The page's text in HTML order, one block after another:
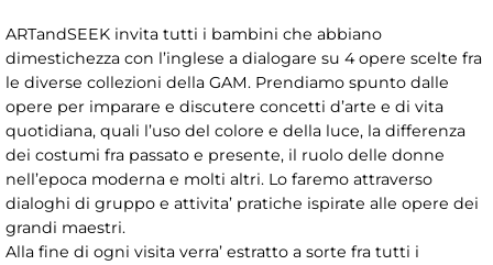
ARTandSEEK invita tutti i bambini che abbiano
dimestichezza con l’inglese a dialogare su 4 opere scelte fra
le diverse collezioni della GAM. Prendiamo spunto dalle
opere per imparare e discutere concetti d’arte e di vita
quotidiana, quali l’uso del colore e della luce, la differenza
dei costumi fra passato e presente, il ruolo delle donne
nell’epoca moderna e molti altri. Lo faremo attraverso
dialoghi di gruppo e attivita’ pratiche ispirate alle opere dei
grandi maestri.
Alla fine di ogni visita verra’ estratto a sorte fra tutti i